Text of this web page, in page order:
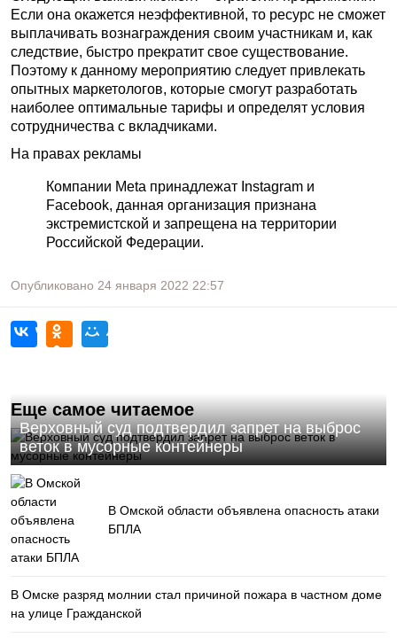
Если она окажется неэффективной, то ресурс не сможет
выплачивать вознаграждения своим участникам и, как
следствие, быстро прекратит свое существование.
Поэтому к данному мероприятию следует привлекать
опытных маркетологов, которые смогут разработать
наиболее оптимальные тарифы и определят условия
сотрудничества с вкладчиками.
На правах рекламы
Компании Meta принадлежат Instagram и
Facebook, данная организация признана
экстремистской и запрещена на территории
Российской Федерации.
Опубликовано 24 января 2022 22:57
Еще самое читаемое
Верховный суд подтвердил запрет на выброс
веток в мусорные контейнеры
В Омской области объявлена опасность атаки
БПЛА
В Омске разряд молнии стал причиной пожара в частном доме
на улице Гражданской